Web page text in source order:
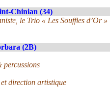
Chinian (34)
le Trio « Les Souffles d’Or »
(2B)
percussions
direction artistique